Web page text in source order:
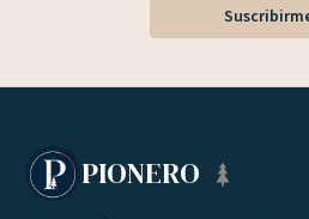
PIONERO